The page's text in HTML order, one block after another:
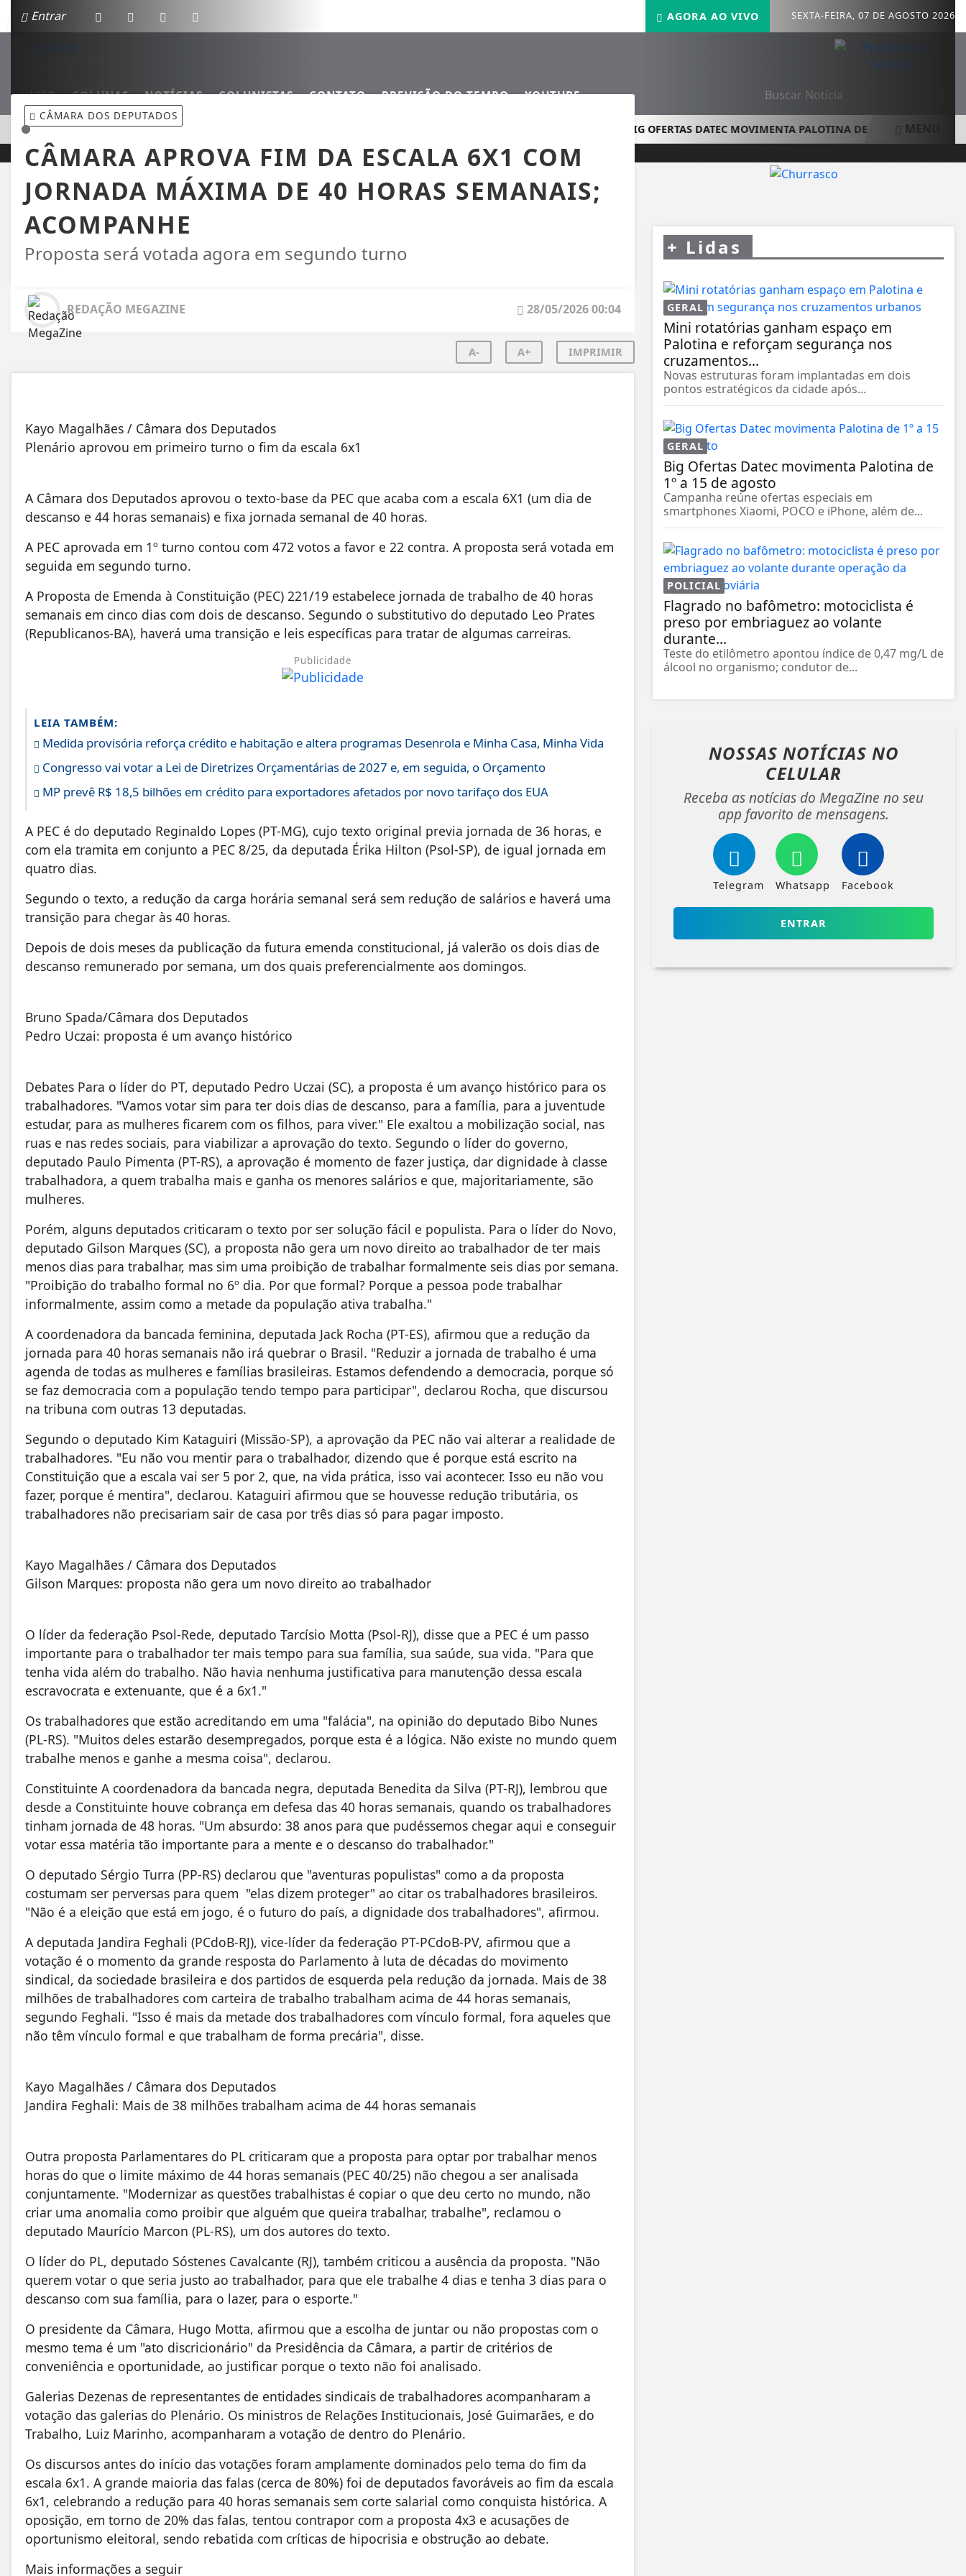
Entrar SEXTA-FEIRA, 07 DE AGOSTO 2026
AGORA AO VIVO
INÍCIO COLUNAS NOTÍCIAS COLUNISTAS CONTATO PREVISÃO DO TEMPO YOUTUBE
MINI ROTATÓRIAS GANHAM ESPAÇO EM PALOTINA E REFORÇAM SEGURANÇA NOS CRUZAMENTOS URBANOS BIG OFERTAS DATEC MOVIMENTA PALOTINA DE 1º A 15 DE AGOSTO
EM ALTA MENU
CÂMARA DOS DEPUTADOS
CÂMARA APROVA FIM DA ESCALA 6X1 COM
JORNADA MÁXIMA DE 40 HORAS SEMANAIS;
ACOMPANHE
Proposta será votada agora em segundo turno
REDAÇÃO MEGAZINE 28/05/2026 00:04
A- A+ IMPRIMIR
Kayo Magalhães / Câmara dos Deputados
Plenário aprovou em primeiro turno o fim da escala 6x1
A Câmara dos Deputados aprovou o texto-base da PEC que acaba com a escala 6X1 (um dia de
descanso e 44 horas semanais) e fixa jornada semanal de 40 horas.
A PEC aprovada em 1º turno contou com 472 votos a favor e 22 contra. A proposta será votada em
seguida em segundo turno.
A Proposta de Emenda à Constituição (PEC) 221/19 estabelece jornada de trabalho de 40 horas
semanais em cinco dias com dois de descanso. Segundo o substitutivo do deputado Leo Prates
(Republicanos-BA), haverá uma transição e leis específicas para tratar de algumas carreiras.
Publicidade
LEIA TAMBÉM:
Medida provisória reforça crédito e habitação e altera programas Desenrola e Minha Casa, Minha Vida
Congresso vai votar a Lei de Diretrizes Orçamentárias de 2027 e, em seguida, o Orçamento
MP prevê R$ 18,5 bilhões em crédito para exportadores afetados por novo tarifaço dos EUA
A PEC é do deputado Reginaldo Lopes (PT-MG), cujo texto original previa jornada de 36 horas, e
com ela tramita em conjunto a PEC 8/25, da deputada Érika Hilton (Psol-SP), de igual jornada em
quatro dias.
Segundo o texto, a redução da carga horária semanal será sem redução de salários e haverá uma
transição para chegar às 40 horas.
Depois de dois meses da publicação da futura emenda constitucional, já valerão os dois dias de
descanso remunerado por semana, um dos quais preferencialmente aos domingos.
Bruno Spada/Câmara dos Deputados
Pedro Uczai: proposta é um avanço histórico
Debates Para o líder do PT, deputado Pedro Uczai (SC), a proposta é um avanço histórico para os
trabalhadores. "Vamos votar sim para ter dois dias de descanso, para a família, para a juventude
estudar, para as mulheres ficarem com os filhos, para viver." Ele exaltou a mobilização social, nas
ruas e nas redes sociais, para viabilizar a aprovação do texto. Segundo o líder do governo,
deputado Paulo Pimenta (PT-RS), a aprovação é momento de fazer justiça, dar dignidade à classe
trabalhadora, a quem trabalha mais e ganha os menores salários e que, majoritariamente, são
mulheres.
Porém, alguns deputados criticaram o texto por ser solução fácil e populista. Para o líder do Novo,
deputado Gilson Marques (SC), a proposta não gera um novo direito ao trabalhador de ter mais
menos dias para trabalhar, mas sim uma proibição de trabalhar formalmente seis dias por semana.
"Proibição do trabalho formal no 6º dia. Por que formal? Porque a pessoa pode trabalhar
informalmente, assim como a metade da população ativa trabalha."
A coordenadora da bancada feminina, deputada Jack Rocha (PT-ES), afirmou que a redução da
jornada para 40 horas semanais não irá quebrar o Brasil. "Reduzir a jornada de trabalho é uma
agenda de todas as mulheres e famílias brasileiras. Estamos defendendo a democracia, porque só
se faz democracia com a população tendo tempo para participar", declarou Rocha, que discursou
na tribuna com outras 13 deputadas.
Segundo o deputado Kim Kataguiri (Missão-SP), a aprovação da PEC não vai alterar a realidade de
trabalhadores. "Eu não vou mentir para o trabalhador, dizendo que é porque está escrito na
Constituição que a escala vai ser 5 por 2, que, na vida prática, isso vai acontecer. Isso eu não vou
fazer, porque é mentira", declarou. Kataguiri afirmou que se houvesse redução tributária, os
trabalhadores não precisariam sair de casa por três dias só para pagar imposto.
Kayo Magalhães / Câmara dos Deputados
Gilson Marques: proposta não gera um novo direito ao trabalhador
O líder da federação Psol-Rede, deputado Tarcísio Motta (Psol-RJ), disse que a PEC é um passo
importante para o trabalhador ter mais tempo para sua família, sua saúde, sua vida. "Para que
tenha vida além do trabalho. Não havia nenhuma justificativa para manutenção dessa escala
escravocrata e extenuante, que é a 6x1."
Os trabalhadores que estão acreditando em uma "falácia", na opinião do deputado Bibo Nunes
(PL-RS). "Muitos deles estarão desempregados, porque esta é a lógica. Não existe no mundo quem
trabalhe menos e ganhe a mesma coisa", declarou.
Constituinte A coordenadora da bancada negra, deputada Benedita da Silva (PT-RJ), lembrou que
desde a Constituinte houve cobrança em defesa das 40 horas semanais, quando os trabalhadores
tinham jornada de 48 horas. "Um absurdo: 38 anos para que pudéssemos chegar aqui e conseguir
votar essa matéria tão importante para a mente e o descanso do trabalhador."
O deputado Sérgio Turra (PP-RS) declarou que "aventuras populistas" como a da proposta
costumam ser perversas para quem "elas dizem proteger" ao citar os trabalhadores brasileiros.
"Não é a eleição que está em jogo, é o futuro do país, a dignidade dos trabalhadores", afirmou.
A deputada Jandira Feghali (PCdoB-RJ), vice-líder da federação PT-PCdoB-PV, afirmou que a
votação é o momento da grande resposta do Parlamento à luta de décadas do movimento
sindical, da sociedade brasileira e dos partidos de esquerda pela redução da jornada. Mais de 38
milhões de trabalhadores com carteira de trabalho trabalham acima de 44 horas semanais,
segundo Feghali. "Isso é mais da metade dos trabalhadores com vínculo formal, fora aqueles que
não têm vínculo formal e que trabalham de forma precária", disse.
Kayo Magalhães / Câmara dos Deputados
Jandira Feghali: Mais de 38 milhões trabalham acima de 44 horas semanais
Outra proposta Parlamentares do PL criticaram que a proposta para optar por trabalhar menos
horas do que o limite máximo de 44 horas semanais (PEC 40/25) não chegou a ser analisada
conjuntamente. "Modernizar as questões trabalhistas é copiar o que deu certo no mundo, não
criar uma anomalia como proibir que alguém que queira trabalhar, trabalhe", reclamou o
deputado Maurício Marcon (PL-RS), um dos autores do texto.
O líder do PL, deputado Sóstenes Cavalcante (RJ), também criticou a ausência da proposta. "Não
querem votar o que seria justo ao trabalhador, para que ele trabalhe 4 dias e tenha 3 dias para o
descanso com sua família, para o lazer, para o esporte."
O presidente da Câmara, Hugo Motta, afirmou que a escolha de juntar ou não propostas com o
mesmo tema é um "ato discricionário" da Presidência da Câmara, a partir de critérios de
conveniência e oportunidade, ao justificar porque o texto não foi analisado.
Galerias Dezenas de representantes de entidades sindicais de trabalhadores acompanharam a
votação das galerias do Plenário. Os ministros de Relações Institucionais, José Guimarães, e do
Trabalho, Luiz Marinho, acompanharam a votação de dentro do Plenário.
Os discursos antes do início das votações foram amplamente dominados pelo tema do fim da
escala 6x1. A grande maioria das falas (cerca de 80%) foi de deputados favoráveis ao fim da escala
6x1, celebrando a redução para 40 horas semanais sem corte salarial como conquista histórica. A
oposição, em torno de 20% das falas, tentou contrapor com a proposta 4x3 e acusações de
oportunismo eleitoral, sendo rebatida com críticas de hipocrisia e obstrução ao debate.
Mais informações a seguir
+ Lidas
GERAL
Mini rotatórias ganham espaço em
Palotina e reforçam segurança nos
cruzamentos...
Novas estruturas foram implantadas em dois
pontos estratégicos da cidade após...
GERAL
Big Ofertas Datec movimenta Palotina de
1º a 15 de agosto
Campanha reúne ofertas especiais em
smartphones Xiaomi, POCO e iPhone, além de...
POLICIAL
Flagrado no bafômetro: motociclista é
preso por embriaguez ao volante
durante...
Teste do etilômetro apontou índice de 0,47 mg/L de
álcool no organismo; condutor de...
NOSSAS NOTÍCIAS NO
CELULAR
Receba as notícias do MegaZine no seu
app favorito de mensagens.
Telegram Whatsapp Facebook
ENTRAR